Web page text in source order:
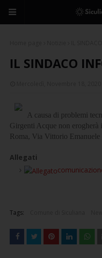
IL SINDACO
A causa di problemi
Girgenti Acque non
Roma, Via Vittorio Emanuele
Allegati
Tags: